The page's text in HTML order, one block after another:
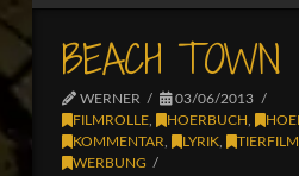
BEACH TOWN
WERNER
03/06/2013
FILMROLLE, HOERBUCH,
KOMMENTAR, LYRIK, TIERFILM
WERBUNG